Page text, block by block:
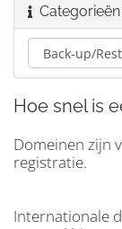
Categorieën
Hoe snel is
Domeinen zijn
registratie.
Internationale